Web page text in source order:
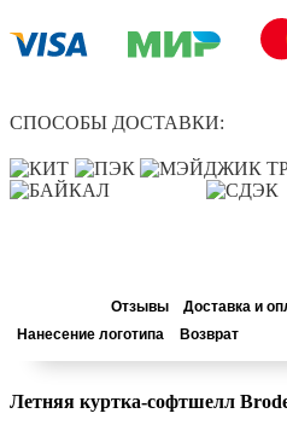
СПОСОБЫ ДОСТАВКИ:
Отзывы Доставка и
Нанесение логотипа
Возврат
Летняя куртка-софтшелл